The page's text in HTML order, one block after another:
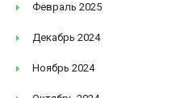
Февраль 2025
Декабрь 2024
Ноябрь 2024